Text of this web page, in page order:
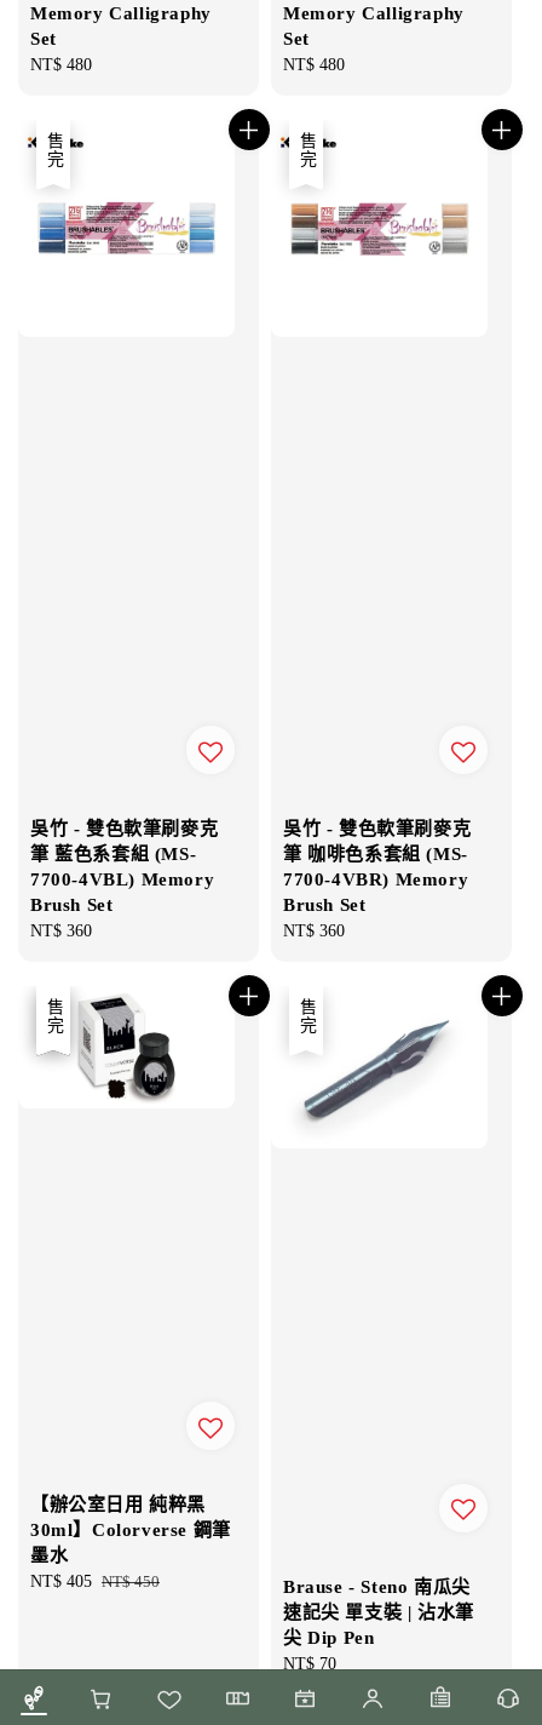
Memory Calligraphy
Set
Regular
NT$ 480
Memory Calligraphy
Set
Regular
NT$ 480
售完
吳竹 - 雙色軟筆刷麥克
筆 藍色系套組 (MS-
7700-4VBL) Memory
Brush Set
Regular
NT$ 360
售完
吳竹 - 雙色軟筆刷麥克
筆 咖啡色系套組 (MS-
7700-4VBR) Memory
Brush Set
Regular
NT$ 360
優惠
售完
【辦公室日用 純粹黑
30ml】Colorverse 鋼筆
墨水
Sale
NT$ 405 Regular
NT$ 450
售完
Brause - Steno 南瓜尖
速記尖 單支裝 | 沾水筆
尖 Dip Pen
Regular
price
NT$ 70